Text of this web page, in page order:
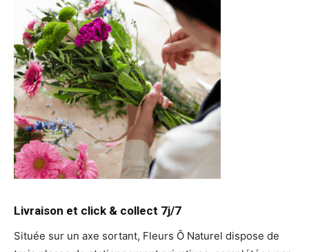
Livraison et click & collect 7j/7
Située sur un axe sortant, Fleurs Ô Naturel dispose de